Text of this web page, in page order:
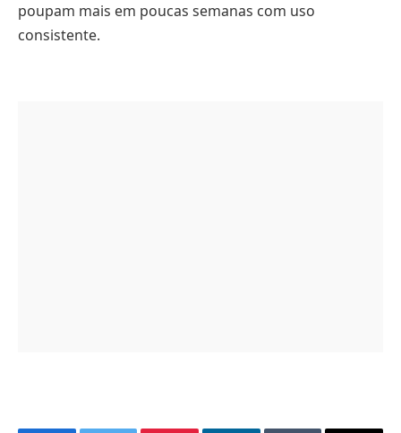
poupam mais em poucas semanas com uso
consistente.